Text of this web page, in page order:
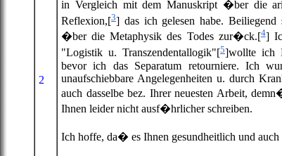
2
in Vergleich mit dem Manuskript �ber die
Reflexion,[3] das ich gelesen habe.
�ber die Metaphysik des Todes zur�ck.[4]
"Logistik u. Transzendentallogik"[5]wollte ich
bevor ich das Separatum retourniere. Ich
unaufschiebbare Angelegenheiten u. durch
auch dasselbe bez. Ihrer neuesten Arbeit,
Ihnen leider nicht ausf�hrlicher schreiben.
Ich hoffe, da� es Ihnen gesundheitlich und